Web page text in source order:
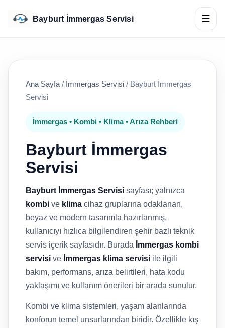
Bayburt İmmergas Servisi ☰
Ana Sayfa / İmmergas Servisi / Bayburt İmmergas
Servisi
İmmergas • Kombi • Klima • Arıza Rehberi
Bayburt İmmergas
Servisi
Bayburt İmmergas Servisi sayfası; yalnızca
kombi ve klima cihaz gruplarına odaklanan,
beyaz ve modern tasarımla hazırlanmış,
kullanıcıyı hızlıca bilgilendiren şehir bazlı teknik
servis içerik sayfasıdır. Burada İmmergas kombi
servisi ve İmmergas klima servisi ile ilgili
bakım, performans, arıza belirtileri, hata kodu
yaklaşımı ve kullanım önerileri bir arada sunulur.
Kombi ve klima sistemleri, yaşam alanlarında
konforun temel unsurlarından biridir. Özellikle kış